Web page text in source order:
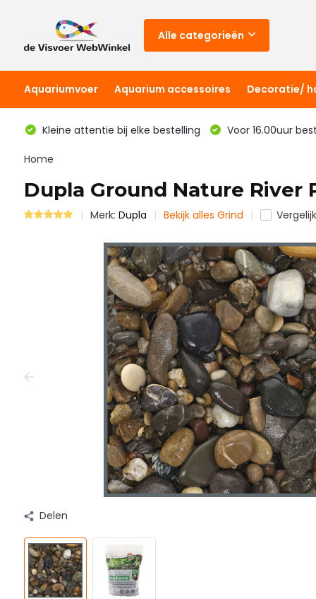
Alle categorieën
Aquariumvoer Aquarium accessoires Decoratie/
Kleine attentie bij elke bestelling Voor 16.00uur
Home
Dupla Ground Nature River
Merk: Dupla Bekijk alles Grind Vergelijk
Delen